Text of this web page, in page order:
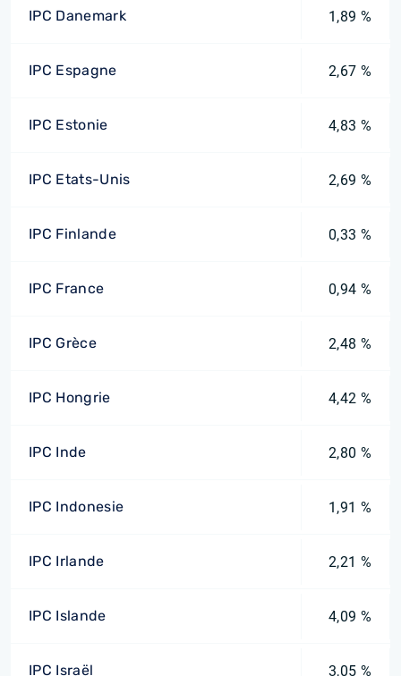
IPC Danemark 1,89 %
IPC Espagne 2,67 %
IPC Estonie 4,83 %
IPC Etats-Unis 2,69 %
IPC Finlande 0,33 %
IPC France 0,94 %
IPC Grèce 2,48 %
IPC Hongrie 4,42 %
IPC Inde 2,80 %
IPC Indonesie 1,91 %
IPC Irlande 2,21 %
IPC Islande 4,09 %
IPC Israël 3,05 %